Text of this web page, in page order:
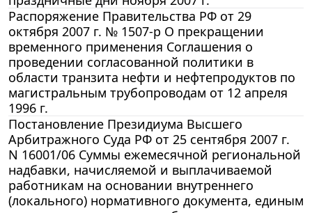
Распоряжение Правительства РФ от 29
октября 2007 г. № 1507-р О прекращении
временного применения Соглашения о
проведении согласованной политики в
области транзита нефти и нефтепродуктов по
магистральным трубопроводам от 12 апреля
1996 г.
Постановление Президиума Высшего
Арбитражного Суда РФ от 25 сентября 2007 г.
N 16001/06 Суммы ежемесячной региональной
надбавки, начисляемой и выплачиваемой
работникам на основании внутреннего
(локального) нормативного документа, единым